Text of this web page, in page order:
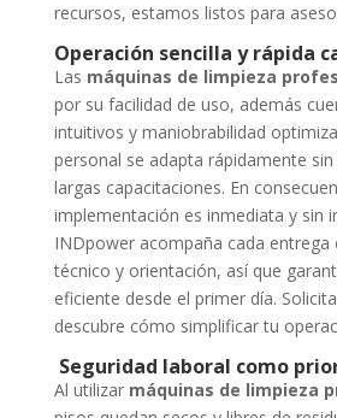
recursos, estamos listos para
Operación sencilla y rápida
Las máquinas de limpieza
por su facilidad de uso, además
intuitivos y maniobrabilidad
personal se adapta rápidamente sin
largas capacitaciones. En
implementación es inmediata y sin
INDpower acompaña cada entrega
técnico y orientación, así que
eficiente desde el primer día.
descubre cómo simplificar tu
Seguridad laboral como
Al utilizar máquinas de limpieza